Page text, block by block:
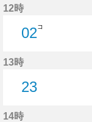
12時
02コ
13時
23
14時